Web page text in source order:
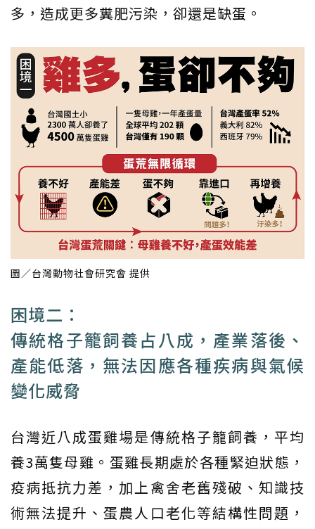
多，造成更多糞肥污染，卻還是缺蛋。
圖／台灣動物社會研究會 提供
困境二：
傳統格子籠飼養占八成，產業落後、
產能低落，無法因應各種疾病與氣候
變化威脅
台灣近八成蛋雞場是傳統格子籠飼養，平均
養3萬隻母雞。蛋雞長期處於各種緊迫狀態，
疫病抵抗力差，加上禽舍老舊殘破、知識技
術無法提升、蛋農人口老化等結構性問題，